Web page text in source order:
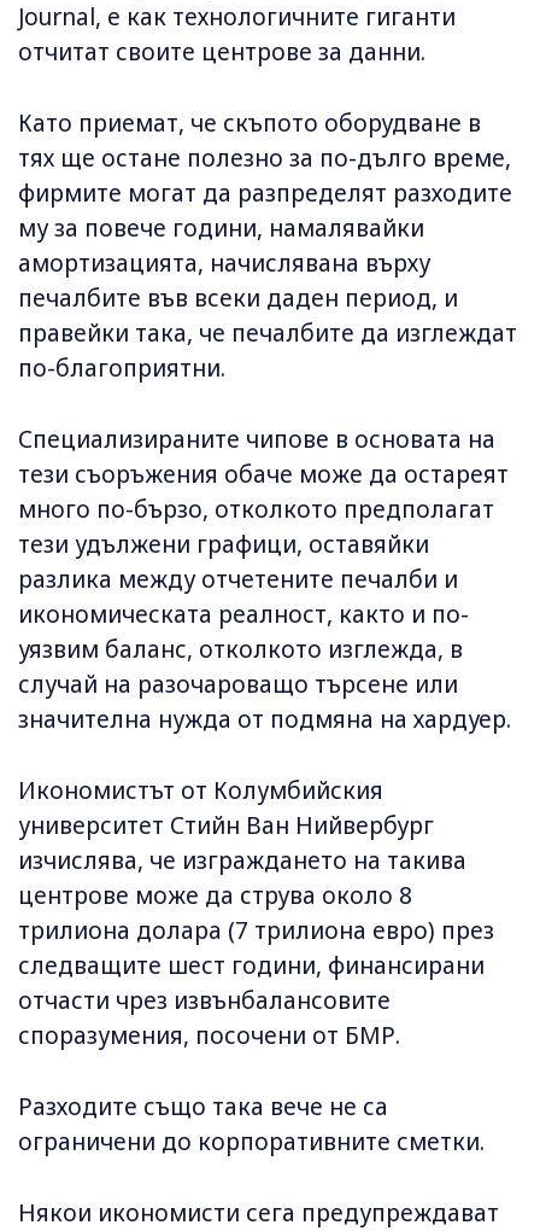
Journal, е как технологичните гиганти
отчитат своите центрове за данни.
Като приемат, че скъпото оборудване в
тях ще остане полезно за по-дълго време,
фирмите могат да разпределят разходите
му за повече години, намалявайки
амортизацията, начислявана върху
печалбите във всеки даден период, и
правейки така, че печалбите да изглеждат
по-благоприятни.
Специализираните чипове в основата на
тези съоръжения обаче може да остареят
много по-бързо, отколкото предполагат
тези удължени графици, оставяйки
разлика между отчетените печалби и
икономическата реалност, както и по-
уязвим баланс, отколкото изглежда, в
случай на разочароващо търсене или
значителна нужда от подмяна на хардуер.
Икономистът от Колумбийския
университет Стийн Ван Нийвербург
изчислява, че изграждането на такива
центрове може да струва около 8
трилиона долара (7 трилиона евро) през
следващите шест години, финансирани
отчасти чрез извънбалансовите
споразумения, посочени от БМР.
Разходите също така вече не са
ограничени до корпоративните сметки.
Някои икономисти сега предупреждават